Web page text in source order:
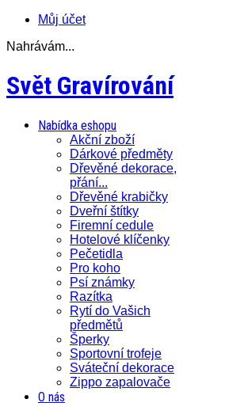
Můj účet
Nahrávám...
Svět Gravírování
Nabídka eshopu
Akční zboží
Dárkové předměty
Dřevěné dekorace,
přání...
Dřevěné krabičky
Dveřní štítky
Firemní cedule
Hotelové klíčenky
Pečetidla
Pro koho
Psí známky
Razítka
Rytí do Vašich
předmětů
Šperky
Sportovní trofeje
Sváteční dekorace
Zippo zapalovače
O nás